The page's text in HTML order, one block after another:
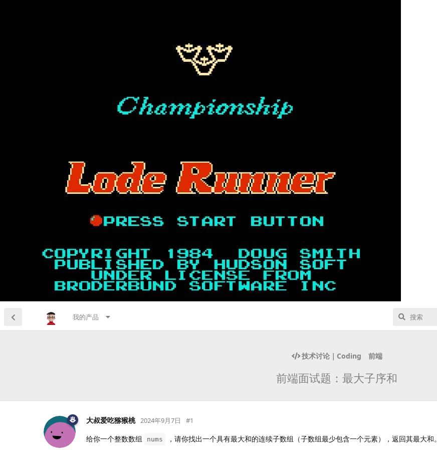
我的产品
技术讨论｜Coding 前端
前端面试题：最大子序和
大叔爱吃猕猴桃 2024年9月7日 #1
给你一个整数数组 nums ，请你找出一个具有最大和的连续子数组（子数组最少包含一个元素），返回其最大和。